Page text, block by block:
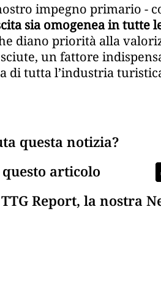
impegno primario -
sia omogenea in tutte
diano priorità alla
un fattore
di tutta l’industria
questa notizia?
articolo
Report, la nostra